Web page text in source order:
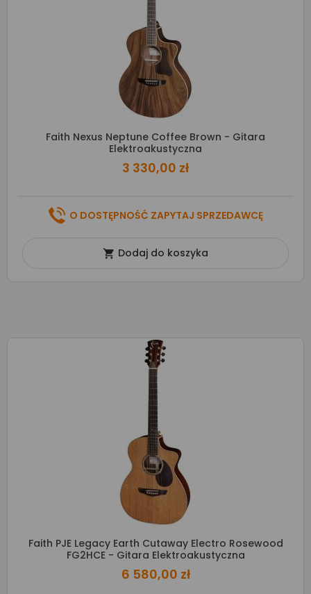
Faith Nexus Neptune Coffee Brown - Gitara
Elektroakustyczna
3 330,00 zł
O DOSTĘPNOŚĆ ZAPYTAJ SPRZEDAWCĘ
 Dodaj do koszyka
Faith PJE Legacy Earth Cutaway Electro Rosewood
FG2HCE - Gitara Elektroakustyczna
6 580,00 zł